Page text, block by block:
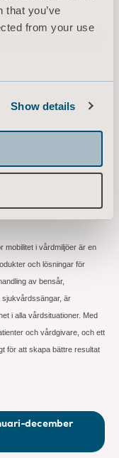
that you’ve
from your use
Show details
skyldigt att offentliggöra
mobilitet i vårdmiljöer är en
och lösningar för
av bensår,
är
i alla vårdsituationer. Med
och vårdgivare, och ett
för att skapa bättre resultat
december